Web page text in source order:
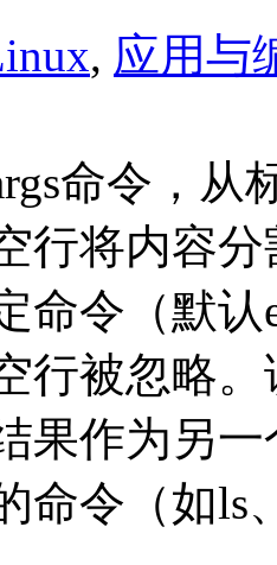
, 应用与
命令，从
行将内容
命令（默
行被忽略
果作为另
命令（如